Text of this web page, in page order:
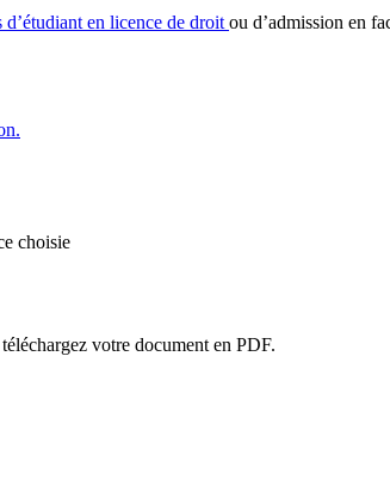
d’étudiant en licence de droit ou d’admission en
choisie
votre document en PDF.